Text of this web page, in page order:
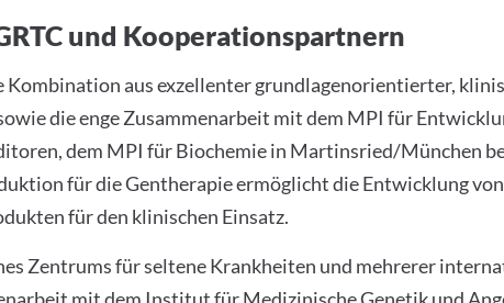
und Kooperationspartnern
Kombination aus exzellenter grundlagenorientierter,
die enge Zusammenarbeit mit dem MPI für
dem MPI für Biochemie in Martinsried/München
für die Gentherapie ermöglicht die Entwicklung
für den klinischen Einsatz.
Zentrums für seltene Krankheiten und mehrerer